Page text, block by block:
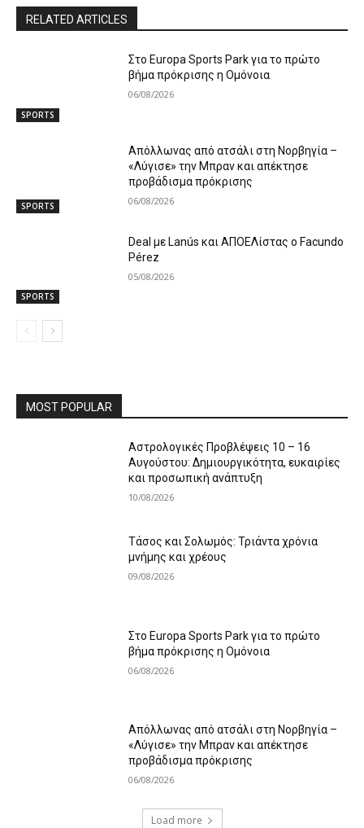
RELATED ARTICLES
SPORTS
Στο Europa Sports Park για το πρώτο
βήμα πρόκρισης η Ομόνοια
06/08/2026
SPORTS
Απόλλωνας από ατσάλι στη Νορβηγία –
«Λύγισε» την Μπραν και απέκτησε
προβάδισμα πρόκρισης
06/08/2026
SPORTS
Deal με Lanús και ΑΠΟΕΛίστας ο Facundo
Pérez
05/08/2026
MOST POPULAR
Αστρολογικές Προβλέψεις 10 – 16
Αυγούστου: Δημιουργικότητα, ευκαιρίες
και προσωπική ανάπτυξη
10/08/2026
Τάσος και Σολωμός: Τριάντα χρόνια
μνήμης και χρέους
09/08/2026
Στο Europa Sports Park για το πρώτο
βήμα πρόκρισης η Ομόνοια
06/08/2026
Απόλλωνας από ατσάλι στη Νορβηγία –
«Λύγισε» την Μπραν και απέκτησε
προβάδισμα πρόκρισης
06/08/2026
Load more